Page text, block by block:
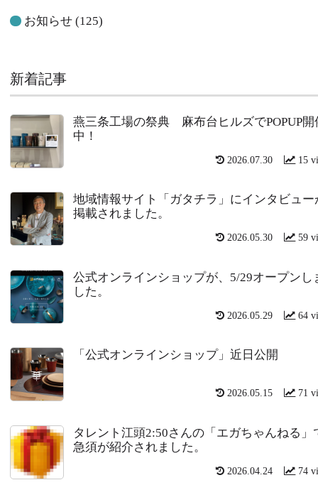
お知らせ (125)
新着記事
燕三条工場の祭典 麻布台ヒルズでPOPUP開
中！
15
2026.07.30
地域情報サイト「ガタチラ」にインタビュー
掲載されました。
59
2026.05.30
公式オンラインショップが、5/29オープンし
した。
64
2026.05.29
「公式オンラインショップ」近日公開
71
2026.05.15
タレント江頭2:50さんの「エガちゃんねる」
急須が紹介されました。
74
2026.04.24